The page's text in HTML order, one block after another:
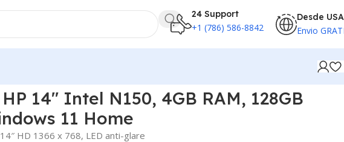
24 Support
+1 (786) 586-8842
Desde USA
Envio
14″ Intel N150, 4GB RAM, 128GB
11 Home
14″ HD 1366 x 768, LED anti-glare